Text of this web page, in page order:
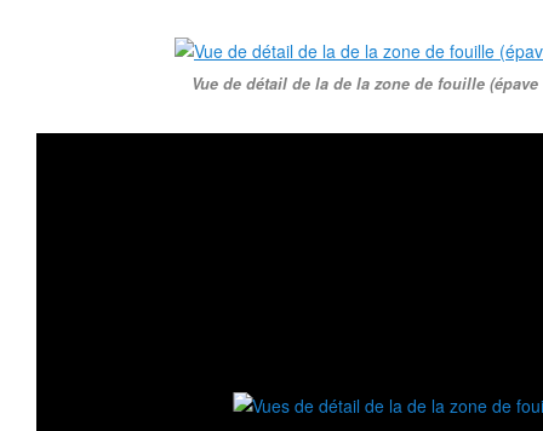
Vue de détail de la de la zone de fouille